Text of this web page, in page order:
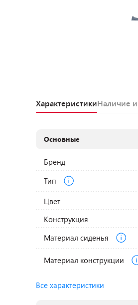
ХарактеристикиНаличие и
Основные
Бренд
Тип
Цвет
Конструкция
Материал сиденья
Материал конструкции
Все характеристики